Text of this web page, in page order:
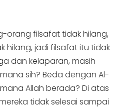
orang filsafat tidak hilang,
hilang, jadi filsafat itu tidak
dan kelaparan, masih
sih? Beda dengan Al-
Allah berada? Di atas
tidak selesai sampai